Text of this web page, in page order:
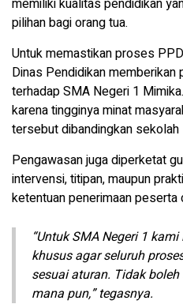
memiliki kualitas pendidikan
pilihan bagi orang tua.
Untuk memastikan proses
Dinas Pendidikan memberikan
terhadap SMA Negeri 1
karena tingginya minat
tersebut dibandingkan sekolah
Pengawasan juga diperketat
intervensi, titipan, maupun
ketentuan penerimaan peserta
“Untuk SMA Negeri 1
khusus agar seluruh
sesuai aturan. Tidak
mana pun,” tegasnya.